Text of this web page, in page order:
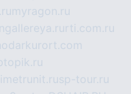
myragon.ru
rti.com.ru
sp-tour.ru